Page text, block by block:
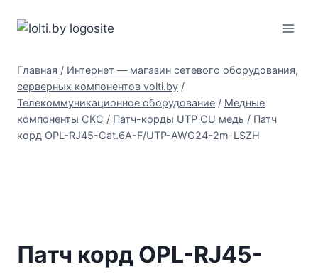
Главная / Интернет — магазин сетевого оборудования,
серверных компонентов volti.by /
Телекоммуникационное оборудование / Медные
компоненты СКС / Патч-корды UTP CU медь / Патч
корд OPL-RJ45-Cat.6A-F/UTP-AWG24-2m-LSZH
Патч корд OPL-RJ45-